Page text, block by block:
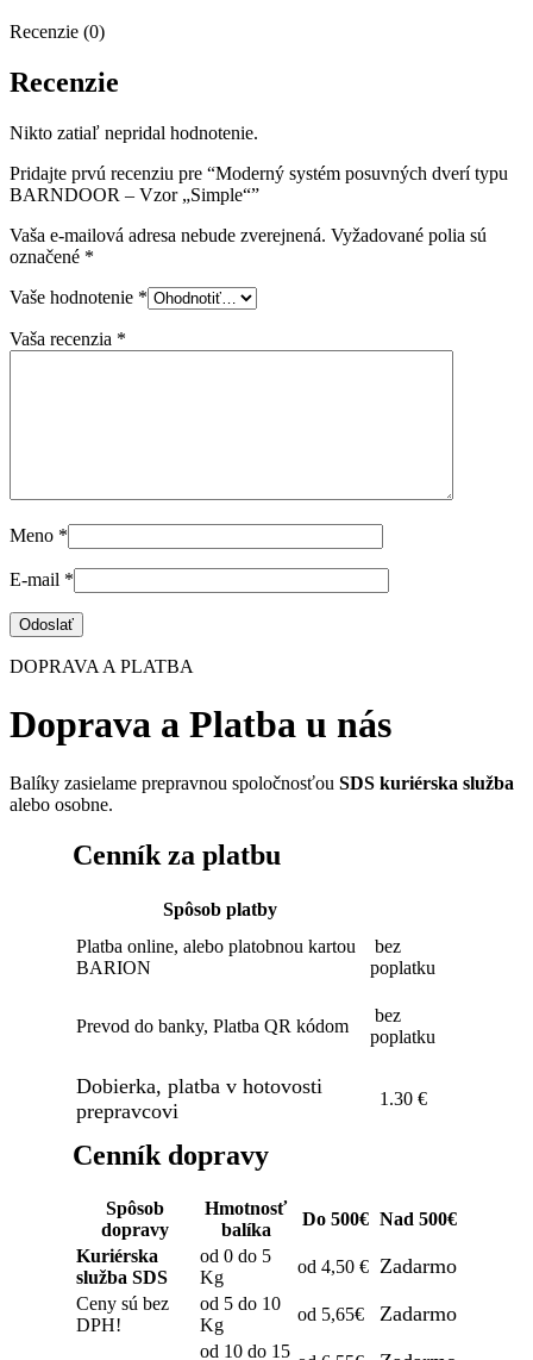
Recenzie (0)
Recenzie
Nikto zatiaľ nepridal hodnotenie.
Pridajte prvú recenziu pre “Moderný systém posuvných dverí typu
BARNDOOR – Vzor „Simple“”
Vaša e-mailová adresa nebude zverejnená. Vyžadované polia sú
označené *
Vaše hodnotenie *
Vaša recenzia *
Meno *
E-mail *
DOPRAVA A PLATBA
Doprava a Platba u nás
Balíky zasielame prepravnou spoločnosťou SDS kuriérska služba
alebo osobne.
Cenník za platbu
Spôsob platby
Platba online, alebo platobnou kartou
BARION
bez
poplatku
Prevod do banky, Platba QR kódom
bez
poplatku
Dobierka, platba v hotovosti
prepravcovi
1.30 €
Cenník dopravy
Spôsob
dopravy
Hmotnosť
balíka
Do 500€ Nad 500€
Kuriérska
služba SDS
od 0 do 5
Kg
od 4,50 € Zadarmo
Ceny sú bez
DPH!
od 5 do 10
Kg
od 5,65€ Zadarmo
od 10 do 15